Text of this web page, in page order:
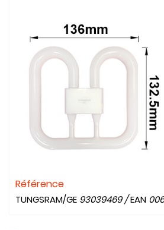
Référence
TUNGSRAM/GE 93039469/EAN